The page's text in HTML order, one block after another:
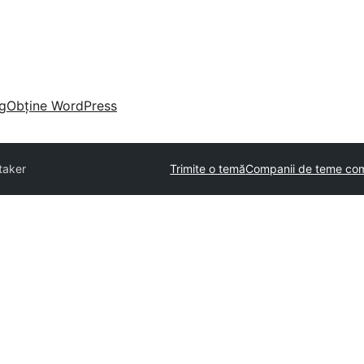
Obține WordPress
Trimite o temăCompanii de teme